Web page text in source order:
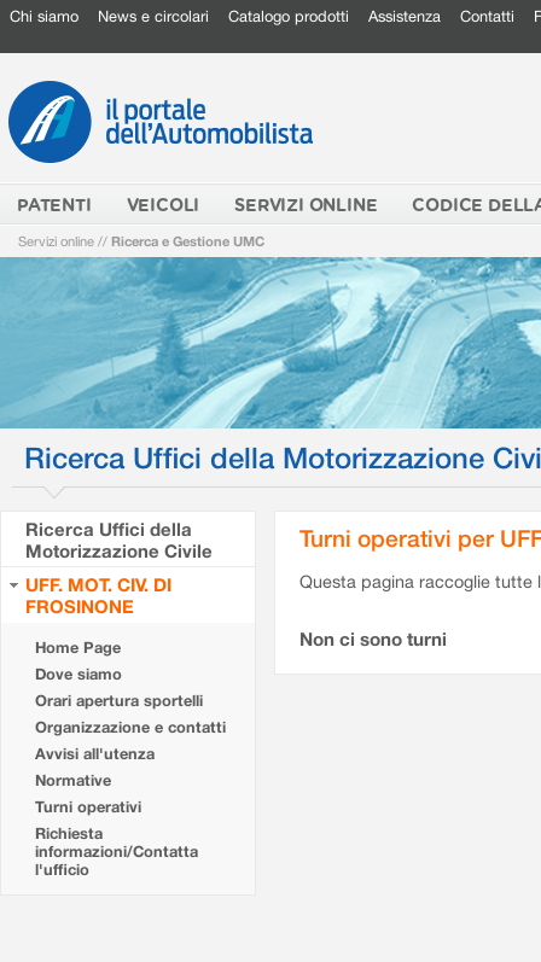
Chi siamo News e circolari Catalogo prodotti Assistenza Contatti
PATENTI VEICOLI SERVIZI ONLINE CODICE
Servizi online // Ricerca e Gestione UMC
Ricerca Uffici della Motorizzazione
Ricerca Uffici della
Motorizzazione Civile
UFF. MOT. CIV. DI
FROSINONE
Home Page
Dove siamo
Orari apertura sportelli
Organizzazione e contatti
Avvisi all'utenza
Normative
Turni operativi
Richiesta
informazioni/Contatta
l'ufficio
Turni operativi per
Questa pagina raccoglie tutte
Non ci sono turni